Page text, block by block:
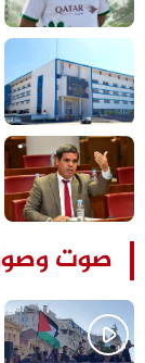
صوت